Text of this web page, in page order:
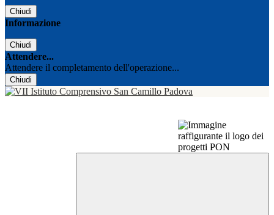
Chiudi
Informazione
Chiudi
Attendere...
Attendere il completamento dell'operazione...
Chiudi